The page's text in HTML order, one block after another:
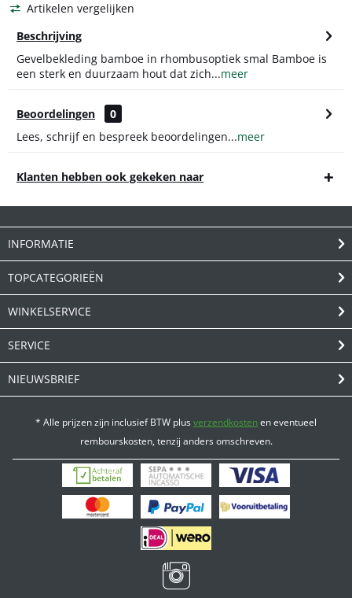
Artikelen vergelijken
Beschrijving
Gevelbekleding bamboe in rhombusoptiek smal Bamboe is
een sterk en duurzaam hout dat zich...meer
Beoordelingen
0
Lees, schrijf en bespreek beoordelingen...meer
Klanten hebben ook gekeken naar
INFORMATIE
TOPCATEGORIEËN
WINKELSERVICE
SERVICE
NIEUWSBRIEF
* Alle prijzen zijn inclusief BTW plusverzendkostenen eventueel
rembourskosten, tenzij anders omschreven.